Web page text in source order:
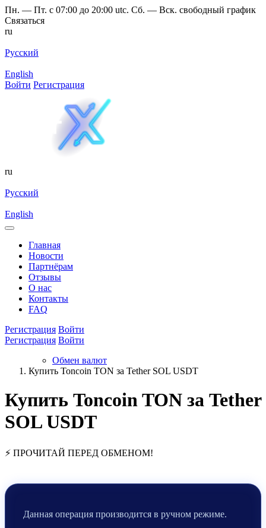
Пн. — Пт. с 07:00 до 20:00 utc. Сб. — Вск. свободный график
Связаться
ru
Русский
English
Войти Регистрация
ru
Русский
English
Главная
Новости
Партнёрам
Отзывы
О нас
Контакты
FAQ
Регистрация Войти
Регистрация Войти
Обмен валют
Купить Toncoin TON за Tether SOL USDT
Купить Toncoin TON за Tether
SOL USDT
⚡ ПРОЧИТАЙ ПЕРЕД ОБМЕНОМ!
Данная операция производится в ручном режиме.